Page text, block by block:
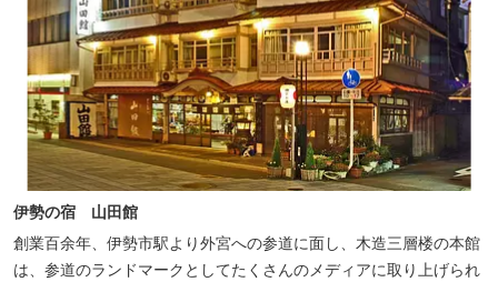
伊勢の宿 山田館
創業百余年、伊勢市駅より外宮への参道に面し、木造三層楼の本館
は、参道のランドマークとしてたくさんのメディアに取り上げられ